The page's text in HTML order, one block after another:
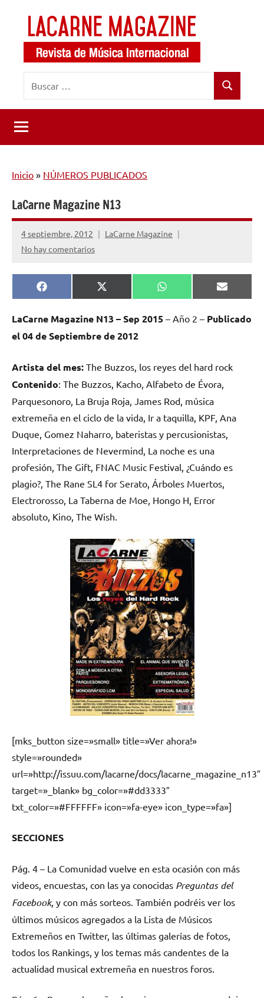
contenido
LaCarne
Magazine
de
música
internacional
Buscar
Inicio » NÚMEROS PUBLICADOS
LaCarne Magazine N13
4 septiembre, 2012
LaCarne Magazine
No hay comentarios
Compartir
en
Facebook
Compartir
en
X
(Twitter)
Compartir
en
WhatsApp
en
Email
LaCarne Magazine N13 – Sep 2015 – Año 2 – Publicado
el04 de Septiembrede 2012
Artista del mes: The Buzzos, los reyes del hard rock
Contenido: The Buzzos, Kacho, Alfabeto de Évora,
Parquesonoro, La Bruja Roja, James Rod, música
extremeña en el ciclo de la vida, Ir a taquilla, KPF, Ana
Duque, Gomez Naharro, bateristas y percusionistas,
Interpretaciones de Nevermind, La noche es una
profesión, The Gift, FNAC Music Festival, ¿Cuándo es
plagio?, The Rane SL4 for Serato, Árboles Muertos,
Electrorosso, La Taberna de Moe, Hongo H, Error
absoluto, Kino, The Wish.
[mks_button size=»small» title=»Ver ahora!»
style=»rounded»
url=»http://issuu.com/lacarne/docs/lacarne_magazine_n13″
target=»_blank» bg_color=»#dd3333″
txt_color=»#FFFFFF» icon=»fa-eye» icon_type=»fa»]
SECCIONES
Pág. 4 – La Comunidad vuelve en esta ocasión con más
videos, encuestas, con las ya conocidas Preguntas del
Facebook, y con más sorteos. También podréis ver los
últimos músicos agregados a la Lista de Músicos
Extremeños en Twitter, las últimas galerías de fotos,
todos los Rankings, y los temas más candentes de la
actualidad musical extremeña en nuestros foros.